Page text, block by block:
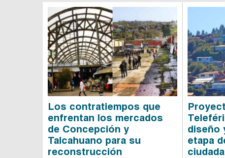
Los contratiempos que
enfrentan los mercados
de Concepción y
Talcahuano para su
reconstrucción
diseño
etapa